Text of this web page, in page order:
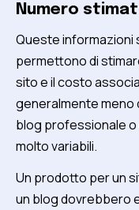
Numero
Queste informazioni
permettono di
sito e il costo
generalmente meno
blog professionale
molto variabili.
Un prodotto per un
un blog dovrebbero